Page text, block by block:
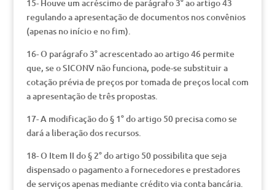
15- Houve um acréscimo de parágrafo 3° ao artigo 43
regulando a apresentação de documentos nos convênios
(apenas no início e no fim).
16- O parágrafo 3° acrescentado ao artigo 46 permite
que, se o SICONV não funciona, pode-se substituir a
cotação prévia de preços por tomada de preços local com
a apresentação de três propostas.
17- A modificação do § 1° do artigo 50 precisa como se
dará a liberação dos recursos.
18- O Item II do § 2° do artigo 50 possibilita que seja
dispensado o pagamento a fornecedores e prestadores
de serviços apenas mediante crédito via conta bancária.